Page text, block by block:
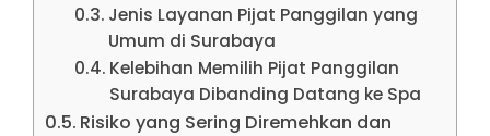
Jenis Layanan Pijat Panggilan yang
Umum di Surabaya
Kelebihan Memilih Pijat Panggilan
Surabaya Dibanding Datang ke Spa
Risiko yang Sering Diremehkan dan